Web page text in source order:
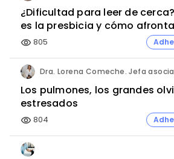
¿Dificultad para leer de
es la presbicia y cómo
visibility 805
Los pulmones, los grandes
estresados
visibility 804